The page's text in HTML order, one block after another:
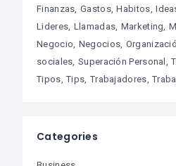
Finanzas Gastos Habitos
Lideres Llamadas Marketing
Negocio Negocios
sociales Superación Personal
Tipos Tips Trabajadores
Categories